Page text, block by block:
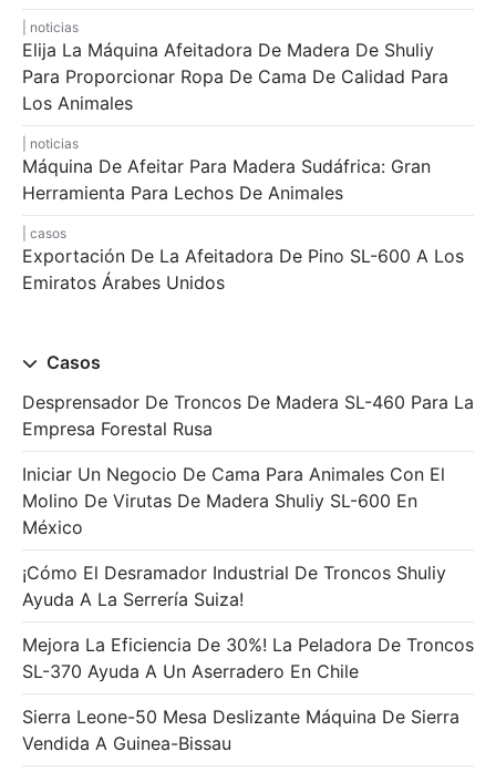
noticias
Elija La Máquina Afeitadora De Madera De Shuliy
Para Proporcionar Ropa De Cama De Calidad Para
Los Animales
noticias
Máquina De Afeitar Para Madera Sudáfrica: Gran
Herramienta Para Lechos De Animales
casos
Exportación De La Afeitadora De Pino SL-600 A Los
Emiratos Árabes Unidos
Casos
Desprensador De Troncos De Madera SL-460 Para La
Empresa Forestal Rusa
Iniciar Un Negocio De Cama Para Animales Con El
Molino De Virutas De Madera Shuliy SL-600 En
México
¡Cómo El Desramador Industrial De Troncos Shuliy
Ayuda A La Serrería Suiza!
Mejora La Eficiencia De 30%! La Peladora De Troncos
SL-370 Ayuda A Un Aserradero En Chile
Sierra Leone-50 Mesa Deslizante Máquina De Sierra
Vendida A Guinea-Bissau